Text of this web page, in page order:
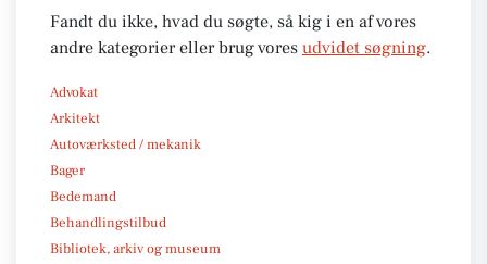
Fandt du ikke, hvad du søgte, så kig i en af vores
andre kategorier eller brug vores udvidet søgning.
Advokat
Arkitekt
Autoværksted / mekanik
Bager
Bedemand
Behandlingstilbud
Bibliotek, arkiv og museum